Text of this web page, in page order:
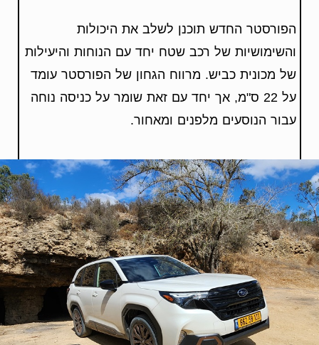
הפורסטר החדש תוכנן לשלב את היכולות
והשימושיות של רכב שטח יחד עם הנוחות והיעילות
של מכונית כביש. מרווח הגחון של הפורסטר עומד
על 22 ס"מ, אך יחד עם זאת שומר על כניסה נוחה
עבור הנוסעים מלפנים ומאחור.